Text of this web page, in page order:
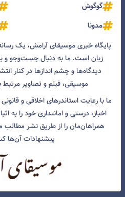
گوگوش
مدونا
پایگاه خبری موسیقای آرامش، یک
زبان است. ما به دنبال جست‌و‌جو
دیدگاه‌ها و چشم انداز‌ها در کنار
موسیقی، فیلم و تصاویر
ما با رعایت استاندرهای اخلاقی و
اخبار، درستی و امانتداری خود را به
همراهان‌مان را از طریق نشر مطالب
پیشنهادات آن‌ها